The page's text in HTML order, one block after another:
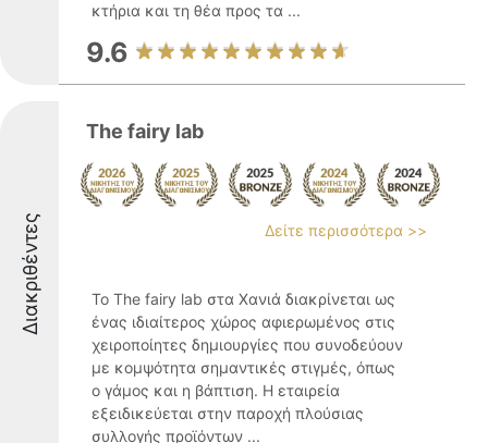
κτήρια και τη θέα προς τα ...
9.6
Διακριθέντες
The fairy lab
Δείτε περισσότερα >>
Το The fairy lab στα Χανιά διακρίνεται ως
ένας ιδιαίτερος χώρος αφιερωμένος στις
χειροποίητες δημιουργίες που συνοδεύουν
με κομψότητα σημαντικές στιγμές, όπως
ο γάμος και η βάπτιση. Η εταιρεία
εξειδικεύεται στην παροχή πλούσιας
συλλογής προϊόντων ...